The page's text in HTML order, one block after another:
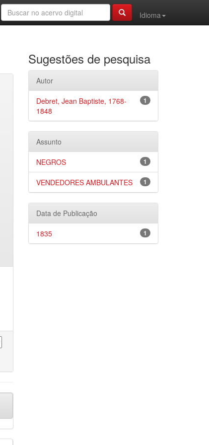
Idioma
Sugestões de pesquisa
Autor
1
Debret, Jean Baptiste, 1768-
1848
Assunto
1
NEGROS
1
VENDEDORES AMBULANTES
Data de Publicação
1
1835